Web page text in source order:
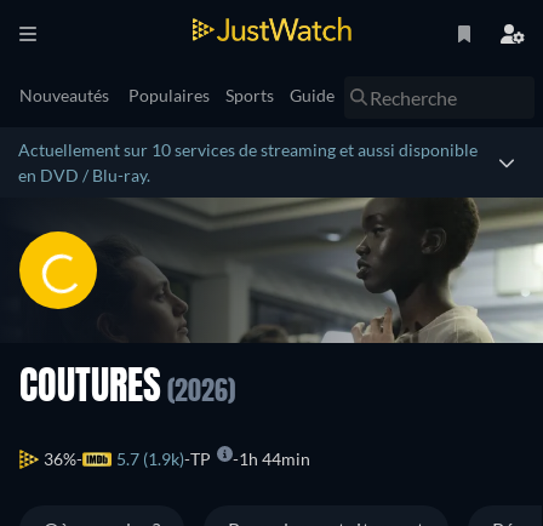
Nouveautés Populaires Sports Guide
Actuellement sur 10 services de streaming et aussi disponible
en DVD / Blu-ray.
COUTURES (2026)
36% 5.7 (1.9k) TP 1h 44min